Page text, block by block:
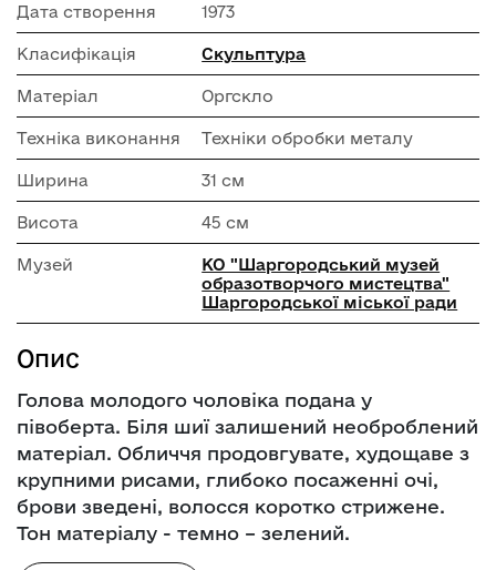
Дата створення 1973
Класифікація Скульптура
Матеріал Оргскло
Техніка виконання Техніки обробки металу
Ширина 31 см
Висота 45 см
Музей
КО "Шаргородський музей
образотворчого мистецтва"
Шаргородської міської ради
Опис
Голова молодого чоловіка подана у
півоберта. Біля шиї залишений необроблений
матеріал. Обличчя продовгувате, худощаве з
крупними рисами, глибоко посаженні очі,
брови зведені, волосся коротко стрижене.
Тон матеріалу - темно – зелений.